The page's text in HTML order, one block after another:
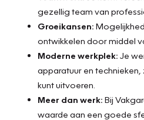
gezellig team van
Groeikansen:
ontwikkelen door middel
Moderne werkplek: Je
apparatuur en
kunt uitvoeren.
Meer dan werk: Bij
waarde aan een goede